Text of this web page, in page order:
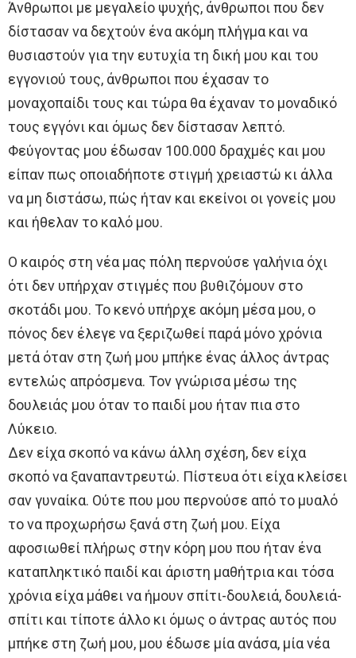
Άνθρωποι με μεγαλείο ψυχής, άνθρωποι που δεν
δίστασαν να δεχτούν ένα ακόμη πλήγμα και να
θυσιαστούν για την ευτυχία τη δική μου και του
εγγονιού τους, άνθρωποι που έχασαν το
μοναχοπαίδι τους και τώρα θα έχαναν το μοναδικό
τους εγγόνι και όμως δεν δίστασαν λεπτό.
Φεύγοντας μου έδωσαν 100.000 δραχμές και μου
είπαν πως οποιαδήποτε στιγμή χρειαστώ κι άλλα
να μη διστάσω, πώς ήταν και εκείνοι οι γονείς μου
και ήθελαν το καλό μου.
Ο καιρός στη νέα μας πόλη περνούσε γαλήνια όχι
ότι δεν υπήρχαν στιγμές που βυθιζόμουν στο
σκοτάδι μου. Το κενό υπήρχε ακόμη μέσα μου, ο
πόνος δεν έλεγε να ξεριζωθεί παρά μόνο χρόνια
μετά όταν στη ζωή μου μπήκε ένας άλλος άντρας
εντελώς απρόσμενα. Τον γνώρισα μέσω της
δουλειάς μου όταν το παιδί μου ήταν πια στο
Λύκειο.
Δεν είχα σκοπό να κάνω άλλη σχέση, δεν είχα
σκοπό να ξαναπαντρευτώ. Πίστευα ότι είχα κλείσει
σαν γυναίκα. Ούτε που μου περνούσε από το μυαλό
το να προχωρήσω ξανά στη ζωή μου. Είχα
αφοσιωθεί πλήρως στην κόρη μου που ήταν ένα
καταπληκτικό παιδί και άριστη μαθήτρια και τόσα
χρόνια είχα μάθει να ήμουν σπίτι-δουλειά, δουλειά-
σπίτι και τίποτε άλλο κι όμως ο άντρας αυτός που
μπήκε στη ζωή μου, μου έδωσε μία ανάσα, μία νέα